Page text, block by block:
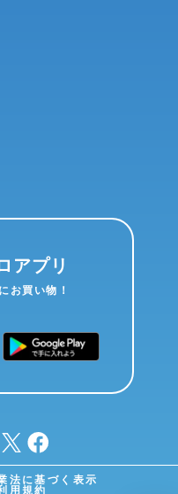
アプリ
お買い物！
X facebook
法に基づく表示
用規約